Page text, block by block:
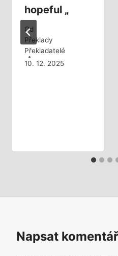
hopeful „
Od
Překlady
Překladatelé
10. 12. 2025
Napsat komentář